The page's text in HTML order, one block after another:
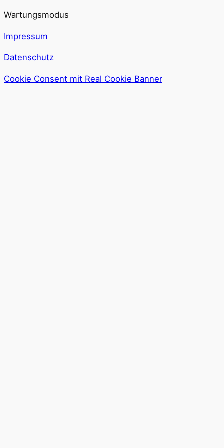
Wartungsmodus
Impressum
Datenschutz
Cookie Consent mit Real Cookie Banner